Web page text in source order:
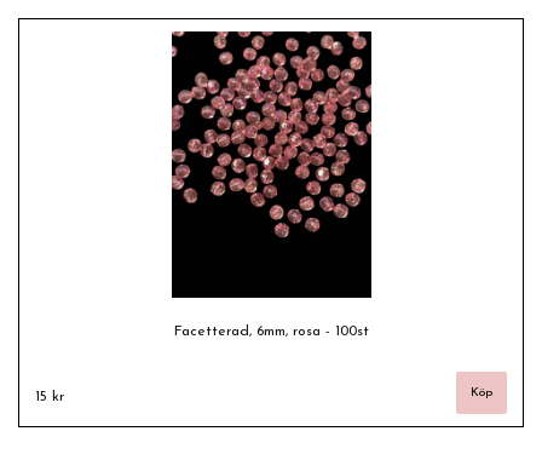
Facetterad, 6mm, rosa - 100st
15 kr